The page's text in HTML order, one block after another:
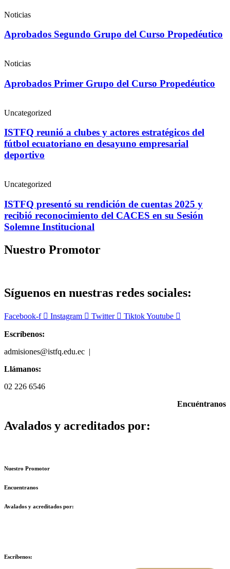
Noticias
Aprobados Segundo Grupo del Curso Propedéutico​
Noticias
Aprobados Primer Grupo del Curso Propedéutico​
Uncategorized
ISTFQ reunió a clubes y actores estratégicos del
fútbol ecuatoriano en desayuno empresarial
deportivo
Uncategorized
ISTFQ presentó su rendición de cuentas 2025 y
recibió reconocimiento del CACES en su Sesión
Solemne Institucional
Nuestro Promotor
Síguenos en nuestras redes sociales:
Facebook-f Instagram Twitter TiktokYoutube
Escríbenos:
admisiones@istfq.edu.ec |
Llámanos:
02 226 6546
Encuéntranos
Avalados y acreditados por:
Nuestro Promotor
Encuentranos
Avalados y acreditados por:
Escríbenos: